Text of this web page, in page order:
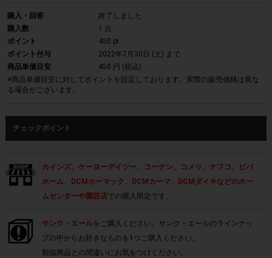
購入・回答
終了しました
購入数
1
点
ポイント
450 pt
ポイント付与
2022年7月30日 (土) まで
商品単価目安
450 円 (税込)
※商品単価目安に対してポイントを設定しております。実際の販売価格は異な
る場合がございます。
チェックポイント
カインズ、ケーヨーデイツー、コーナン、コメリ、ナフコ、ビバ
ホーム、DCMホーマック、DCMカーマ、DCMダイキなどのホー
ムセンターや園芸店での購入限定です。
サンク・エールをご購入ください。サンク・エールのラインナッ
プの中からお好きなものを1つご購入ください。
類似商品との間違いにお気をつけください。